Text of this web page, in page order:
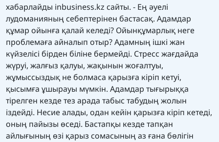
хабарлайды inbusiness.kz сайты. - Ең әуелі
лудоманияның себептерінен бастасақ. Адамдар
құмар ойынға қалай келеді? Ойынқұмарлық неге
проблемаға айналып отыр? Адамның ішкі жан
күйзелісі бірден біліне бермейді. Стресс жағдайда
жүруі, жалғыз қалуы, жақынын жоғалтуы,
жұмыссыздық не болмаса қарызға кіріп кетуі,
қысымға ұшырауы мүмкін. Адамдар тығырыққа
тірелген кезде тез арада табыс табудың жолын
іздейді. Несие алады, одан кейін қарызға кіріп кетеді,
оның пайызы өседі. Бастапқы кезде тапқан
айлығының өзі қарыз сомасының аз ғана бөлігін